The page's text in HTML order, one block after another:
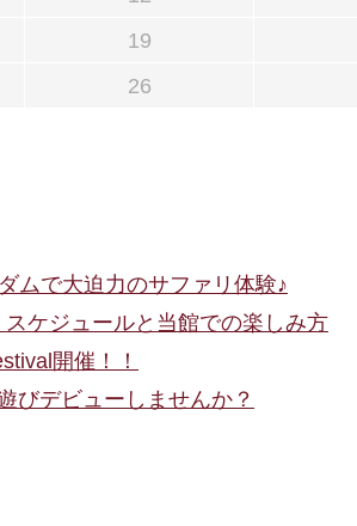
19
26
ムで大迫力のサファリ体験♪
ケジュールと当館での楽しみ方
開催！！
びデビューしませんか？